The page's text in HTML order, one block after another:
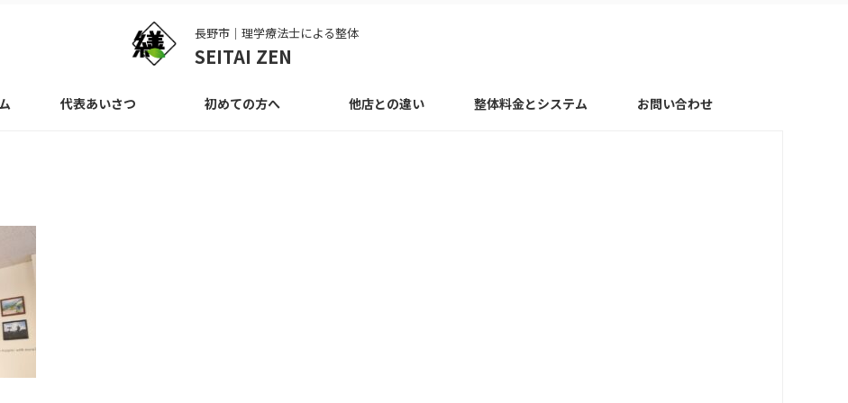
長野市｜理学療法士による整体
SEITAI ZEN
代表あいさつ 初めての方へ 他店との違い 整体料金とシステム お問い合わせ